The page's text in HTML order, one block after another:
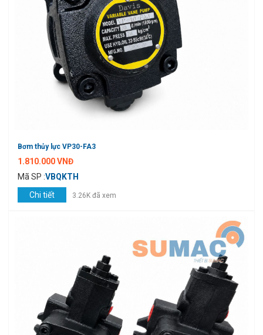
Bơm thủy lực VP30-FA3
1.810.000 VNĐ
Mã SP :VBQKTH
Chi tiết
3.26K đã xem